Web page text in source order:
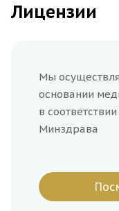
Сферогель
Сферогель
Запись
Лицензии
Мы
основании
в
Минздрава